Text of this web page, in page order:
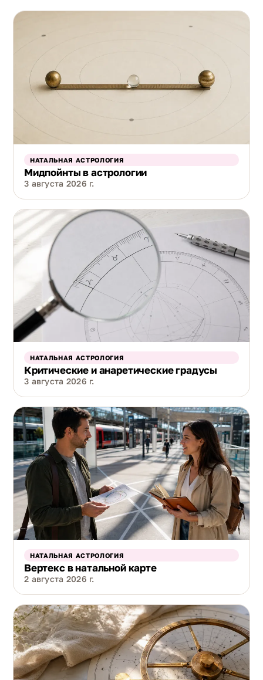
НАТАЛЬНАЯ АСТРОЛОГИЯ
Мидпойнты в астрологии
3 августа 2026 г.
НАТАЛЬНАЯ АСТРОЛОГИЯ
Критические и анаретические градусы
3 августа 2026 г.
НАТАЛЬНАЯ АСТРОЛОГИЯ
Вертекс в натальной карте
2 августа 2026 г.